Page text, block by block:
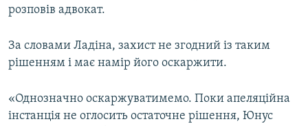
розповів адвокат.
За словами Ладіна, захист не згодний із таким
рішенням і має намір його оскаржити.
«Однозначно оскаржуватимемо. Поки апеляційна
інстанція не оглосить остаточне рішення, Юнус